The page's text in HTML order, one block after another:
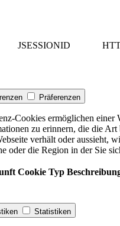
JSESSIONID
Präferenzen
Cookies ermöglichen einer
zu erinnern, die die Art
verhält oder aussieht,
oder die Region in der Sie
Cookie Typ
Statistiken